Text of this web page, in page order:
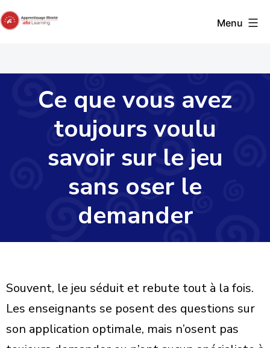
Skip
to
Menu
Ce que vous avez
toujours voulu
savoir sur le jeu
sans oser le
demander
Souvent, le jeu séduit et rebute tout à la fois.
Les enseignants se posent des questions sur
son application optimale, mais n’osent pas